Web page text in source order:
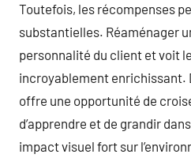
Toutefois, les récompenses
substantielles. Réaménager
personnalité du client et voit
incroyablement enrichissant.
offre une opportunité de
d’apprendre et de grandir
impact visuel fort sur